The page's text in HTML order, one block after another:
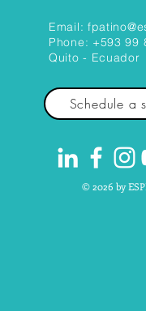
Email:
Phone: +593 99
Quito - Ecuador
Schedule a
© 2026 by